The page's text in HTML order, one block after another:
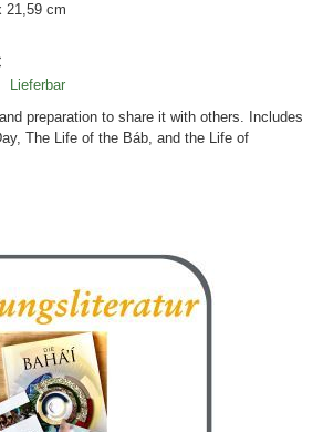
21,59 cm
Lieferbar
preparation to share it with others. Includes
The Life of the Báb, and the Life of